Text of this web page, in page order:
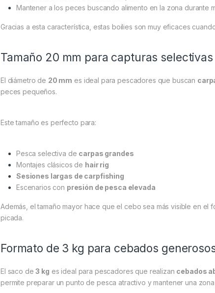
Mantener a los peces buscando alimento en la zona durante
Gracias a esta característica, estas boilies son muy eficaces
Tamaño 20 mm para capturas selectivas
El diámetro de 20 mm es ideal para pescadores que buscan
peces pequeños.
Este tamaño es perfecto para:
Pesca selectiva de carpas grandes
Montajes clásicos de hair rig
Sesiones largas de carpfishing
Escenarios con presión de pesca elevada
Además, el tamaño mayor hace que el cebo sea más visible en
picada.
Formato de 3 kg para cebados
El saco de3 kg es ideal para pescadores que realizan cebados
permite preparar un punto de pesca atractivo y mantener una